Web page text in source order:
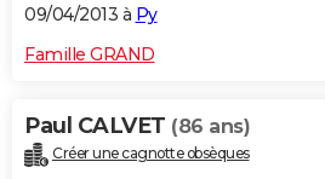
S'inscrire
Se connecter
Lycées
Collèges
Primaires
Universités
Entreprises
Service militaire
Avis de recherche
AVIS DE DÉCÈS
FORUM
Bricolage
Lifestyle
Culture
Television
Voyage
09/04/2013 à Py
Famille GRAND
Paul CALVET (86 ans)
Créer une cagnotte obsèques